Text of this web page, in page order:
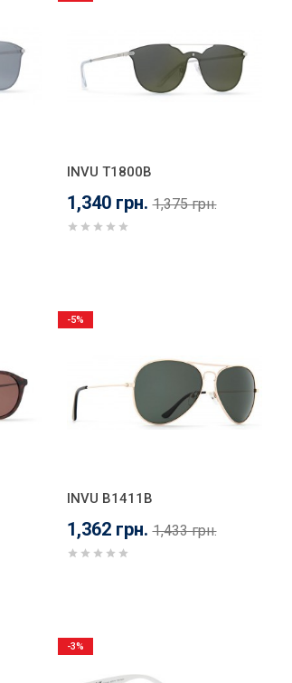
INVU T1800B
1,340 грн. 1,375 грн.
INVU B1411B
1,362 грн. 1,433 грн.
-5%
-3%